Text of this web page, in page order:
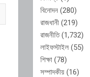
বিনোদন (280)
রাজধানী (219)
রাজনীতি(1,732)
লাইফস্টাইল (55)
শিক্ষা (78)
সম্পাদকীয় (16)